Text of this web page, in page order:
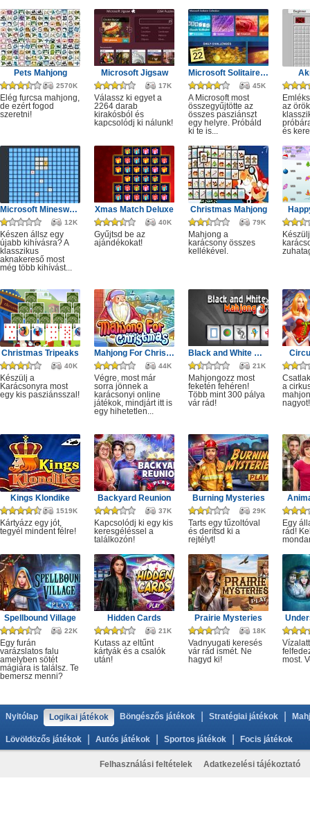
Pets Mahjong
2570K
Elég furcsa mahjong,
de ezért fogod
szeretni!
Microsoft Jigsaw
17K
Válassz ki egyet a
2264 darab
kirakósból és
kapcsolódj ki nálunk!
Microsoft Solitaire Collection
45K
A Microsoft most
összegyűjtötte az
összes pasziánszt
egy helyre. Próbáld
ki te is...
az örök
és
Microsoft Minesweeper
12K
Készen állsz egy
újabb kihívásra? A
klasszikus
aknakereső most
még több kihívást...
Xmas Match Deluxe
40K
Gyűjtsd be az
ajándékokat!
Christmas Mahjong
79K
Mahjong a
karácsony összes
kellékével.
Christmas Tripeaks
40K
Készülj a
Karácsonyra most
egy kis pasziánsszal!
Mahjong For Christmas
44K
Végre, most már
sorra jönnek a
karácsonyi online
játékok, mindjárt itt is
egy hihetetlen...
Black and White Mahjong 3
21K
Mahjongozz most
feketén fehéren!
Több mint 300 pálya
vár rád!
a
nagyot!
Kings Klondike
1519K
Kártyázz egy jót,
tegyél mindent félre!
Backyard Reunion
37K
Kapcsolódj ki egy kis
keresgéléssel a
találkozón!
Burning Mysteries
29K
Tarts egy tűzoltóval
és derítsd ki a
rejtélyt!
Egy
rád!
Spellbound Village
22K
Egy furán
varázslatos falu
amelyben sötét
mágiára is találsz. Te
bemersz menni?
Hidden Cards
21K
Kutass az eltűnt
kártyák és a csalók
után!
Prairie Mysteries
18K
Vadnyugati keresés
vár rád ismét. Ne
hagyd ki!
most.
Nyitólap Logikai játékok Böngészős játékok Stratégiai játékok
Lövöldözős játékok Autós játékok Sportos játékok Focis játékok
Felhasználási feltételek Adatkezelési tájékoztató